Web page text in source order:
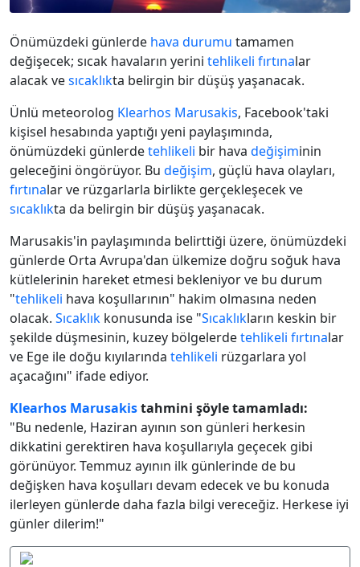
Önümüzdeki günlerde hava durumu tamamen
değişecek; sıcak havaların yerini tehlikeli fırtınalar
alacak vesıcaklıkta belirgin bir düşüş yaşanacak.
Ünlü meteorolog Klearhos Marusakis, Facebook'taki
kişisel hesabında yaptığı yeni paylaşımında,
önümüzdeki günlerdetehlikeli bir hava değişiminin
geleceğini öngörüyor. Bu değişim, güçlü hava olayları,
fırtınalar ve rüzgarlarla birlikte gerçekleşecek ve
sıcaklıkta da belirgin bir düşüş yaşanacak.
Marusakis'in paylaşımında belirttiği üzere, önümüzdeki
günlerde Orta Avrupa'dan ülkemize doğru soğuk hava
kütlelerinin hareket etmesi bekleniyor ve bu durum
"tehlikeli hava koşullarının" hakim olmasına neden
olacak. Sıcaklık konusunda ise "Sıcaklıkların keskin bir
şekilde düşmesinin, kuzey bölgelerdetehlikeli fırtınalar
ve Ege ile doğu kıyılarında tehlikeli rüzgarlara yol
açacağını" ifade ediyor.
Klearhos Marusakistahmini şöyle tamamladı:
"Bu nedenle, Haziran ayının son günleri herkesin
dikkatini gerektiren hava koşullarıyla geçecek gibi
görünüyor. Temmuz ayının ilk günlerinde de bu
değişken hava koşulları devam edecek ve bu konuda
ilerleyen günlerde daha fazla bilgi vereceğiz. Herkese iyi
günler dilerim!"